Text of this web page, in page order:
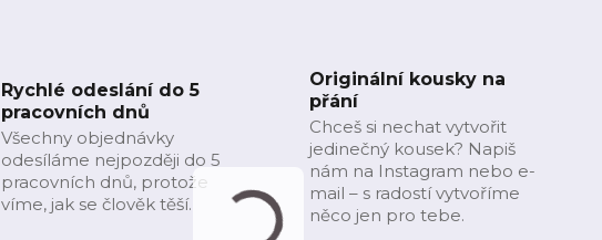
Rychlé odeslání do 5
pracovních dnů
Všechny objednávky
odesíláme nejpozději do 5
pracovních dnů, protože
víme, jak se člověk těší.
Originální kousky na
přání
Chceš si nechat vytvořit
jedinečný kousek? Napiš
nám na Instagram nebo e-
mail – s radostí vytvoříme
něco jen pro tebe.